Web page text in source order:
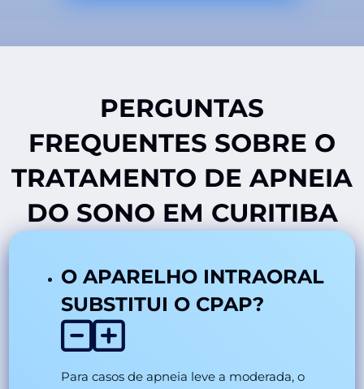
PERGUNTAS
FREQUENTES SOBRE O
TRATAMENTO DE APNEIA
DO SONO EM CURITIBA
O APARELHO INTRAORAL
SUBSTITUI O CPAP?
Para casos de apneia leve a moderada, o